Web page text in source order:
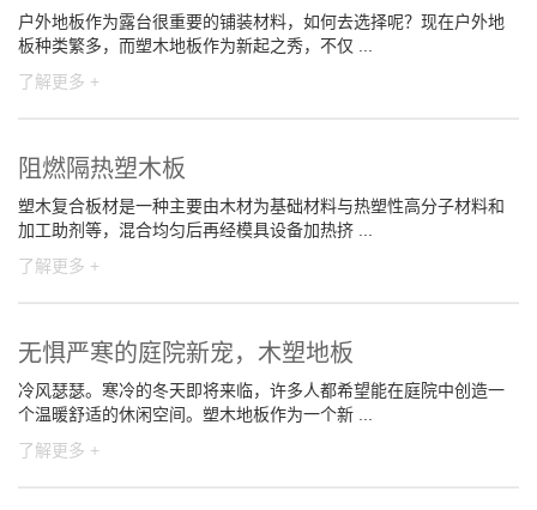
户外地板作为露台很重要的铺装材料，如何去选择呢？现在户外地
板种类繁多，而塑木地板作为新起之秀，不仅 ...
了解更多 +
阻燃隔热塑木板
塑木复合板材是一种主要由木材为基础材料与热塑性高分子材料和
加工助剂等，混合均匀后再经模具设备加热挤 ...
了解更多 +
无惧严寒的庭院新宠，木塑地板
冷风瑟瑟。寒冷的冬天即将来临，许多人都希望能在庭院中创造一
个温暖舒适的休闲空间。塑木地板作为一个新 ...
了解更多 +